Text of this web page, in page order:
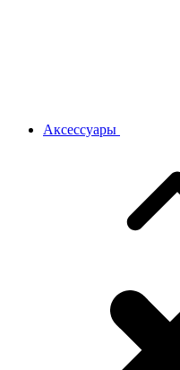
Аксессуары